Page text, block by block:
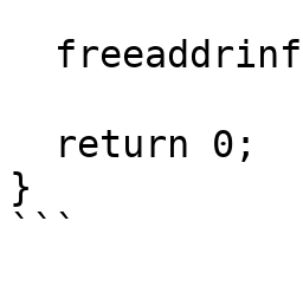
}
```